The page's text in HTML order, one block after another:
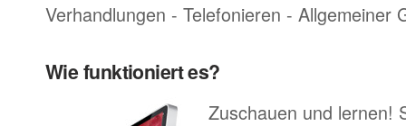
Verhandlungen - Telefonieren - Allgemeiner
Wie funktioniert es?
Zuschauen und lernen!